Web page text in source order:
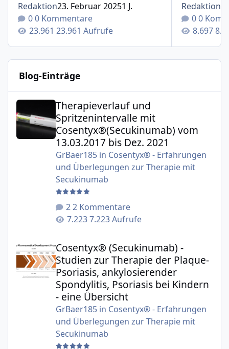
Redaktion23. Februar 20251 J.
0 Kommentare
23.961 Aufrufe
Redaktion
0
Blog-Einträge
Therapieverlauf und Spritzenintervalle mit
Therapieverlauf und
Spritzenintervalle mit
Cosentyx®(Secukinumab) vom
13.03.2017 bis Dez. 2021
GrBaer185in Cosentyx® - Erfahrungen
und Überlegungen zur Therapie mit
Secukinumab
2 Kommentare
7.223 Aufrufe
Cosentyx® (Secukinumab) -
Studien zur Therapie der Plaque-
Psoriasis, ankylosierender
Spondylitis, Psoriasis bei Kindern
- eine Übersicht
GrBaer185in Cosentyx® - Erfahrungen
und Überlegungen zur Therapie mit
Secukinumab